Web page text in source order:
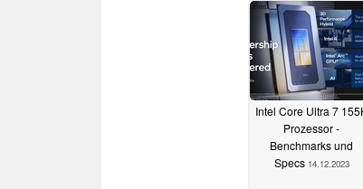
Intel Core Ultra 7
Prozessor -
Benchmarks und
Specs 14.12.2023